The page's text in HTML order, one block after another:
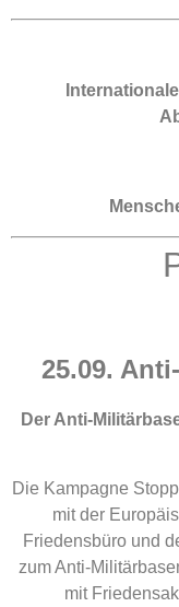
25.09.
Der Anti-
Die Kampagne
mit der
Friedensbüro und
zum Anti-
mit